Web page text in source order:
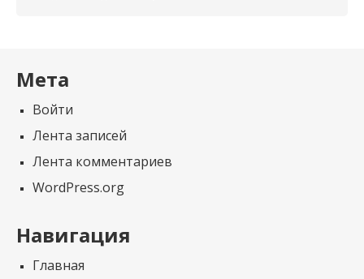
Мета
Войти
Лента записей
Лента комментариев
WordPress.org
Навигация
Главная